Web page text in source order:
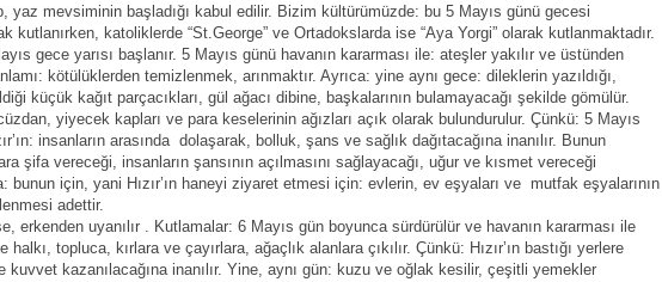
yaz mevsiminin başladığı kabul edilir. Bizim kültürümüzde: bu 5 Mayıs günü gecesi
kutlanırken, katoliklerde “St.George” ve Ortadokslarda ise “Aya Yorgi” olarak kutlanmaktadır.
gece yarısı başlanır. 5 Mayıs günü havanın kararması ile: ateşler yakılır ve üstünden
kötülüklerden temizlenmek, arınmaktır. Ayrıca: yine aynı gece: dileklerin yazıldığı,
küçük kağıt parçacıkları, gül ağacı dibine, başkalarının bulamayacağı şekilde gömülür.
yiyecek kapları ve para keselerinin ağızları açık olarak bulundurulur. Çünkü: 5 Mayıs
insanların arasında dolaşarak, bolluk, şans ve sağlık dağıtacağına inanılır. Bunun
şifa vereceği, insanların şansının açılmasını sağlayacağı, uğur ve kısmet vereceği
bunun için, yani Hızır’ın haneyi ziyaret etmesi için: evlerin, ev eşyaları ve mutfak eşyalarının
adettir.
erkenden uyanılır . Kutlamalar: 6 Mayıs gün boyunca sürdürülür ve havanın kararması ile
halkı, topluca, kırlara ve çayırlara, ağaçlık alanlara çıkılır. Çünkü: Hızır’ın bastığı yerlere
kuvvet kazanılacağına inanılır. Yine, aynı gün: kuzu ve oğlak kesilir, çeşitli yemekler